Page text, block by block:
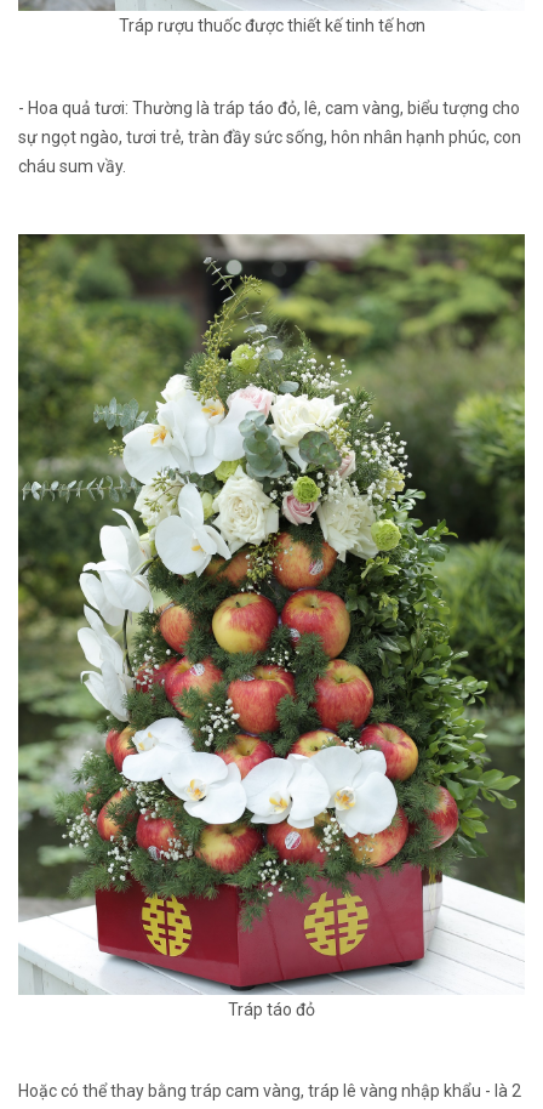
Tráp rượu thuốc được thiết kế tinh tế hơn
- Hoa quả tươi: Thường là tráp táo đỏ, lê, cam vàng, biểu tượng cho
sự ngọt ngào, tươi trẻ, tràn đầy sức sống, hôn nhân hạnh phúc, con
cháu sum vầy.
Tráp táo đỏ
Hoặc có thể thay bằng tráp cam vàng, tráp lê vàng nhập khẩu - là 2